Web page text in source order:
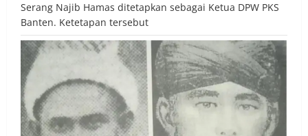
Serang Najib Hamas ditetapkan sebagai Ketua DPW PKS
Banten. Ketetapan tersebut